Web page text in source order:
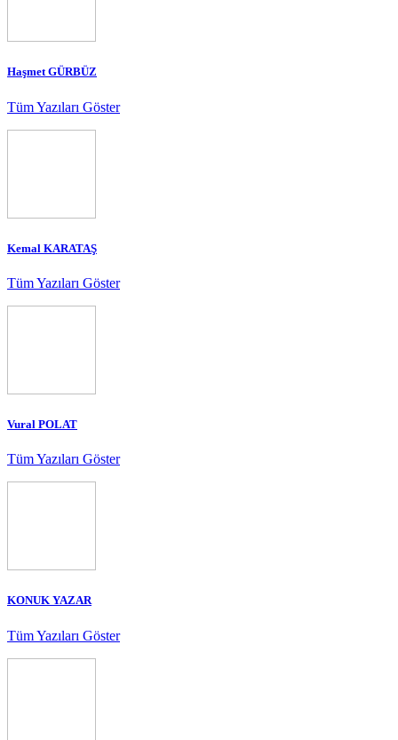
Haşmet GÜRBÜZ
Tüm Yazıları Göster
Kemal KARATAŞ
Tüm Yazıları Göster
Vural POLAT
Tüm Yazıları Göster
KONUK YAZAR
Tüm Yazıları Göster